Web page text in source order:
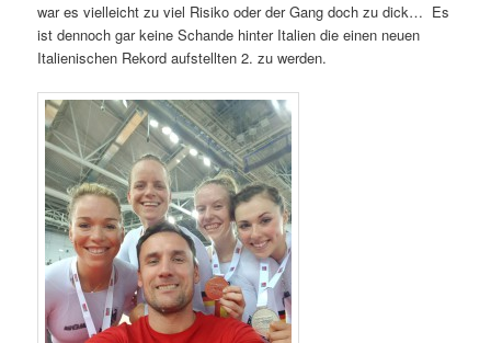
war es vielleicht zu viel Risiko oder der Gang doch zu dick… Es
ist dennoch gar keine Schande hinter Italien die einen neuen
Italienischen Rekord aufstellten 2. zu werden.